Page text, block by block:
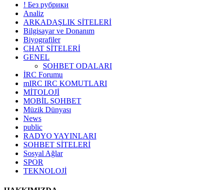
! Без рубрики
Analiz
ARKADAŞLIK SİTELERİ
Bilgisayar ve Donanım
Biyografiler
CHAT SİTELERİ
GENEL
SOHBET ODALARI
İRC Forumu
mIRC IRC KOMUTLARI
MİTOLOJİ
MOBİL SOHBET
Müzik Dünyası
News
public
RADYO YAYINLARI
SOHBET SİTELERİ
Sosyal Ağlar
SPOR
TEKNOLOJİ